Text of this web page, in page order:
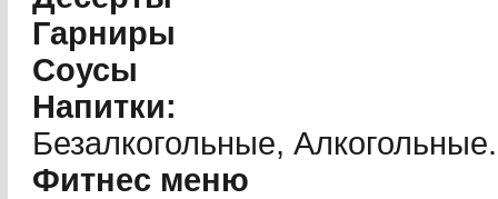
Гарниры
Соусы
Напитки:
Безалкогольные, Алкогольные.
Фитнес меню